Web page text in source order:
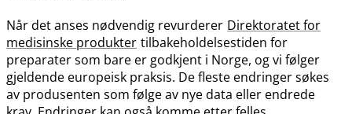
Når det anses nødvendig revurderer Direktoratet for
medisinske produkter tilbakeholdelsestiden for
preparater som bare er godkjent i Norge, og vi følger
gjeldende europeisk praksis. De fleste endringer søkes
av produsenten som følge av nye data eller endrede